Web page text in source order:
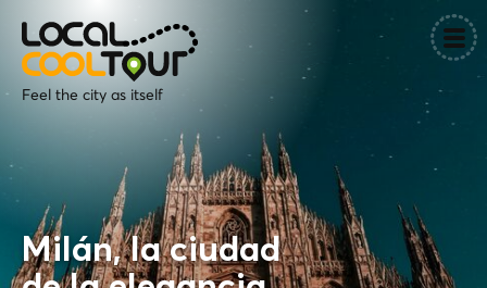
Feel the city as itself
Milán, la ciudad